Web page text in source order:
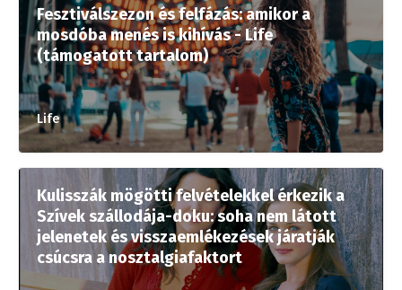
Fesztiválszezon és felfázás: amikor a
mosdóba menés is kihívás - Life
(támogatott tartalom)
Life
Kulisszák mögötti felvételekkel érkezik a
Szívek szállodája-doku: soha nem látott
jelenetek és visszaemlékezések járatják
csúcsra a nosztalgiafaktort